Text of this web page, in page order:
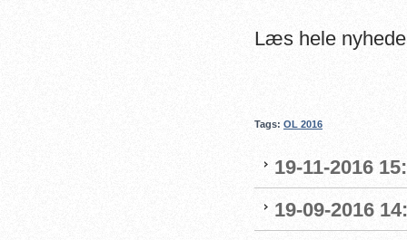
Læs hele
Tags: OL 2016
19-11-2016
19-09-2016